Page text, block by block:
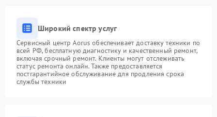
Широкий спектр услуг
Сервисный центр Aorus обеспечивает доставку техники по
всей РФ, бесплатную диагностику и качественный ремонт,
включая срочный ремонт. Клиенты могут отслеживать
статус ремонта онлайн. Также предоставляется
постгарантийное обслуживание для продления срока
службы техники